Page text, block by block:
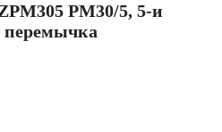
PM30/5, 5-и
перемычка